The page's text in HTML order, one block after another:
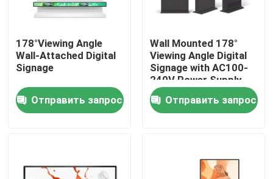
178°Viewing Angle
Wall-Attached Digital
Signage
Отправить запрос
Wall Mounted 178°
Viewing Angle Digital
Signage with AC100-
240V Power Supply
Отправить запрос